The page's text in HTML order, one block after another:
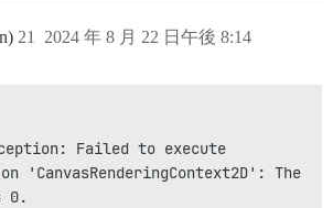
2024 年 8 月 22 日午後 8:14
21
Failed to execute
'CanvasRenderingContext2D': The
0.